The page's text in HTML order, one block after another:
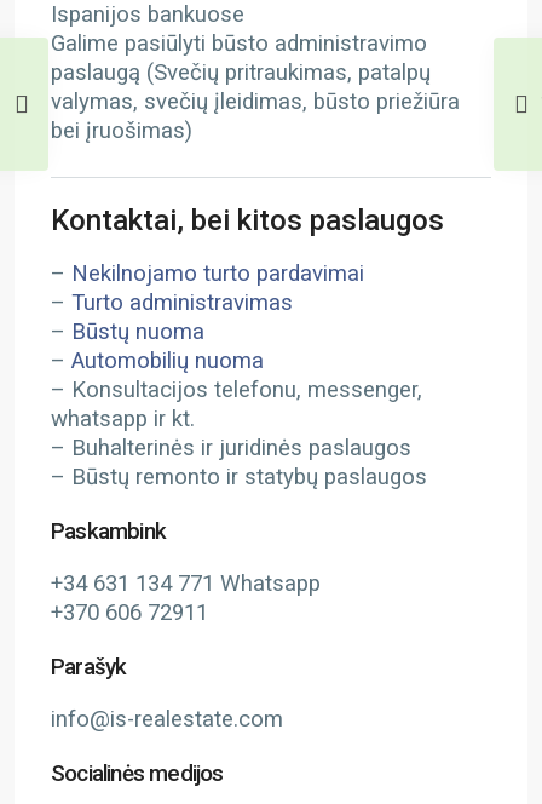
Ispanijos bankuose
Galime pasiūlyti būsto administravimo
paslaugą (Svečių pritraukimas, patalpų
valymas, svečių įleidimas, būsto priežiūra
bei įruošimas)
Kontaktai, bei kitos paslaugos
– Nekilnojamo turto pardavimai
– Turto administravimas
– Būstų nuoma
– Automobilių nuoma
– Konsultacijos telefonu, messenger,
whatsapp ir kt.
– Buhalterinės ir juridinės paslaugos
– Būstų remonto ir statybų paslaugos
Paskambink
+34 631 134 771 Whatsapp
+370 606 72911
Parašyk
info@is-realestate.com
Socialinės medijos